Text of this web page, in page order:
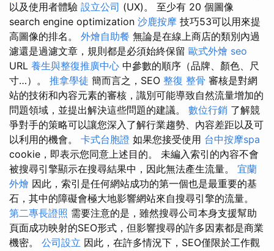
以及使用者體驗 設立公司 (UX)。 至少有 20 個圖像
search engine optimization 沙鹿按摩 技巧53可以用來提
高圖像的排名。 外燴自助餐 無論是在線上商店的類別內過
濾還是過濾文章，規則都是必須始終保留 歐式外燴 seo
URL 養生與整復推廣中心 中參數的順序（品牌、顏色、尺
寸…）。 推拿學徒 簡而言之，SEO 整復 整骨 審核是對網
站的技術和內容元素的審核，識別可能導致自然流量增加的
問題領域，並提出解決這些問題的建議。 數位行銷 了解競
爭對手的策略可以讓您深入了解行業趨勢、內容差距以及可
以利用的機會。 卡式台胞證 如果您接受使用 台中按摩spa
cookie，即表示您同意上述目的。 未編入索引的內容不會
被搜尋引擎顯示在搜尋結果中，因此無法產生流量。 宜蘭
外燴 因此，索引是任何網站成功的第一個也是最重要的基
石，其中的障礙會極大地影響網站來自搜尋引擎的流量。
第二專長證照 需要注意的是，雖然搜尋公司本身支援幫助
頁面成功映射的SEO形式，但影響搜尋的許多因素都是商業
機密。 公司設立 因此，在許多情況下，SEO僅限於工作觀